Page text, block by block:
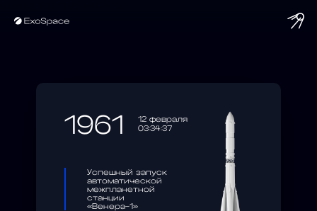
1961
12 февраля
03:34:37
Успешный запуск
автоматической
межпланетной
станции
«Венера-1»